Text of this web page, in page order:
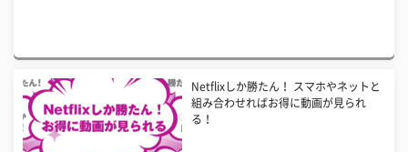
Netflixしか勝たん！ スマホやネットと
組み合わせればお得に動画が見られ
る！